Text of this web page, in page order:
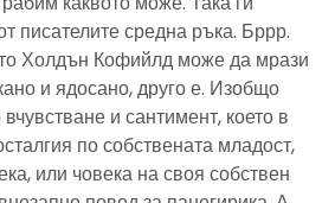
писателите средна ръка. Бррр.
Холдън Кофийлд може да мрази
и ядосано, друго е. Изобщо
и сантимент, което в
по собствената младост,
или човека на своя собствен